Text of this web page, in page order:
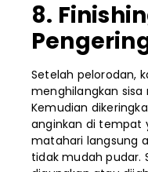
8.
Setelah pelorodan,
menghilangkan
Kemudian
anginkan di tempat
matahari langsung
tidak mudah pudar.